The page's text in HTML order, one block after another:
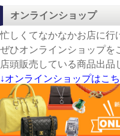
オンラインショップ
忙しくてなかなかお店に行
ぜひオンラインショップを
店頭販売している商品出品
↓オンラインショップはこ